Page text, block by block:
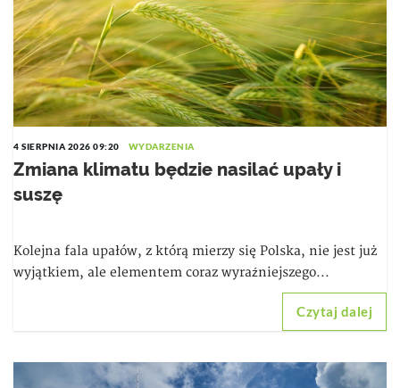
4 SIERPNIA 2026 09:20 WYDARZENIA
Zmiana klimatu będzie nasilać upały i
suszę
Kolejna fala upałów, z którą mierzy się Polska, nie jest już
wyjątkiem, ale elementem coraz wyraźniejszego...
Czytaj dalej